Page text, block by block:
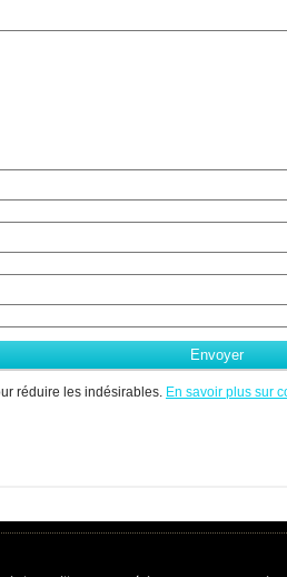
réduire les indésirables. En savoir plus sur